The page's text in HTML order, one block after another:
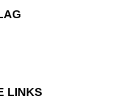
LINKS